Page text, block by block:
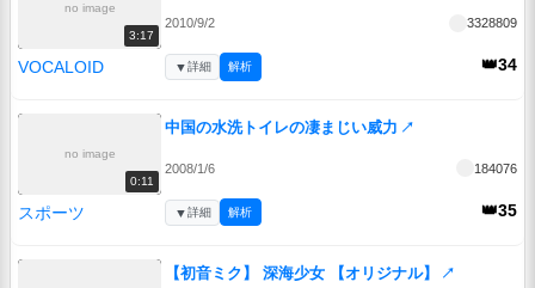
no image
3:17
2010/9/2 3328809
VOCALOID 👑34
▼詳細 解析
no image
0:11
中国の水洗トイレの凄まじい威力 ↗
2008/1/6 184076
スポーツ 👑35
▼詳細 解析
【初音ミク】 深海少女 【オリジナル】 ↗